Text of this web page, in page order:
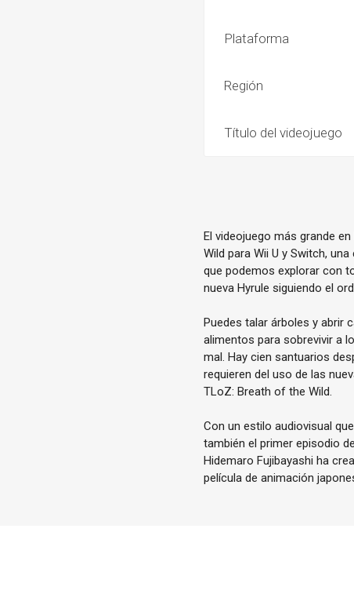
Plataforma
Región
Título del videojuego
El videojuego más grande
Wild para Wii U y Switch,
que podemos explorar con
nueva Hyrule siguiendo el
Puedes talar árboles y abrir
alimentos para sobrevivir a
mal. Hay cien santuarios
requieren del uso de las
TLoZ: Breath of the Wild.
Con un estilo audiovisual
también el primer episodio
Hidemaro Fujibayashi ha
película de animación